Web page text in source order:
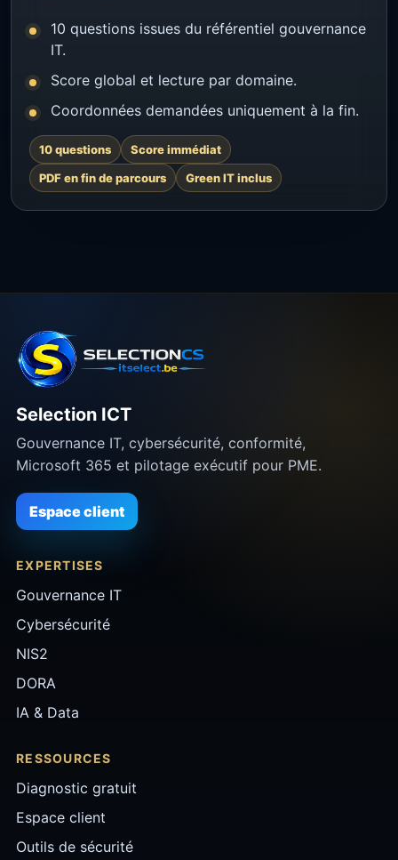
10 questions issues du référentiel gouvernance
IT.
Score global et lecture par domaine.
Coordonnées demandées uniquement à la fin.
10 questions
Score immédiat
PDF en fin de parcours
Green IT inclus
Selection ICT
Gouvernance IT, cybersécurité, conformité,
Microsoft 365 et pilotage exécutif pour PME.
Espace client
EXPERTISES
Gouvernance IT
Cybersécurité
NIS2
DORA
IA & Data
RESSOURCES
Diagnostic gratuit
Espace client
Outils de sécurité